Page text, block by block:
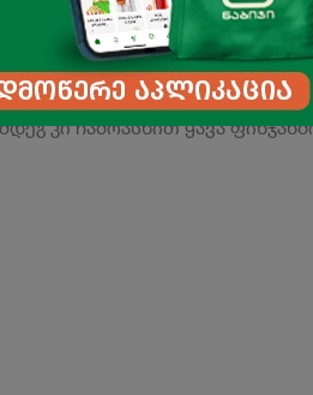
ჩ/კ ყავა "კარტ ნუარ ჯეზვე"
ქაფი.
კი ჩამოასხით ყავა